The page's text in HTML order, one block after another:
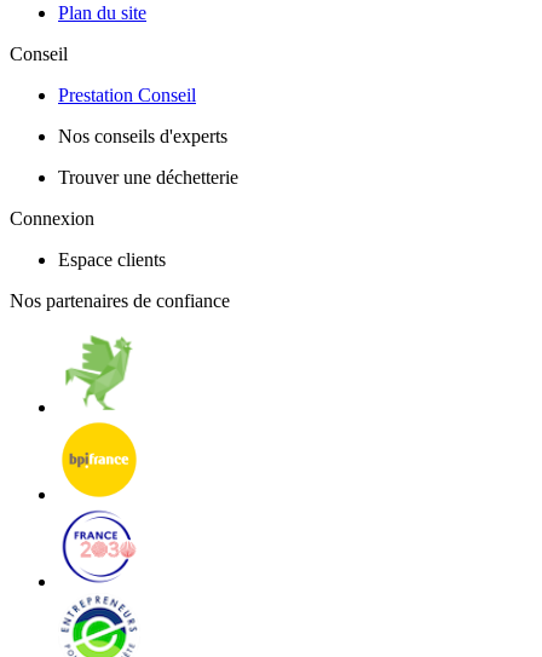
Plan du site
Conseil
Prestation Conseil
Nos conseils d'experts
Trouver une déchetterie
Connexion
Espace clients
Nos partenaires de confiance